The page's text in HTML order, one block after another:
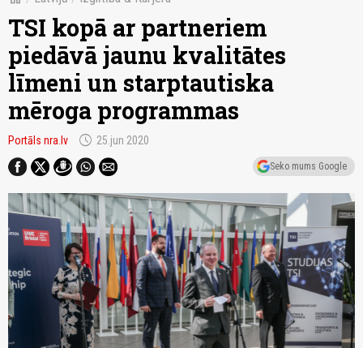
TSI kopā ar partneriem
piedāvā jaunu kvalitātes
līmeni un starptautiska
mēroga programmas
Portāls nra.lv schedule 25.jun 2020
Seko mums Google